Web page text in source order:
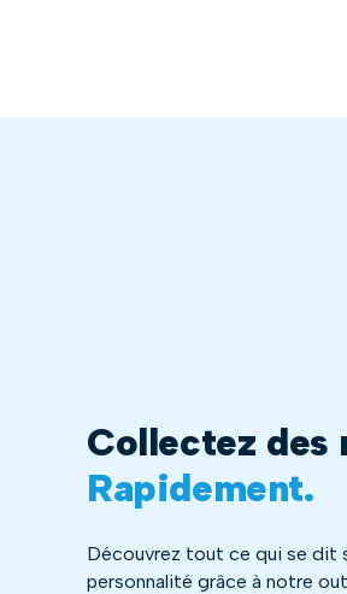
Collectez des
Rapidement.
Découvrez tout ce qui se dit
personnalité grâce à notre